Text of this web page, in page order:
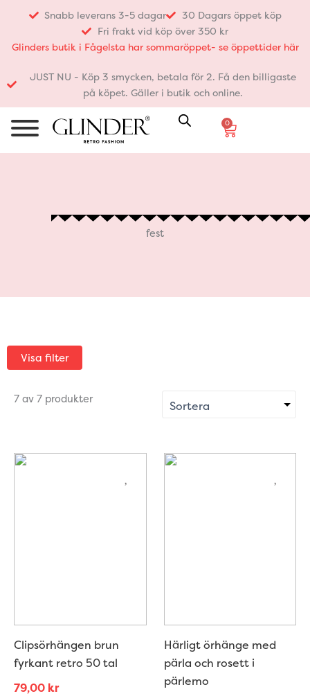
innehåll
Snabb leverans 3-5 dagar
30 Dagars öppet köp
Fri frakt vid köp över 350 kr
Glinders butik i Fågelsta har sommaröppet- se öppettider här
JUST NU - Köp 3 smycken, betala för 2. Få den billigaste
på köpet. Gäller i butik och online.
0
Varukorg
fest
Visa filter
7 av 7 produkter
Clipsörhängen brun
fyrkant retro 50 tal
79,00 kr
Härligt örhänge med
pärla och rosett i
pärlemo